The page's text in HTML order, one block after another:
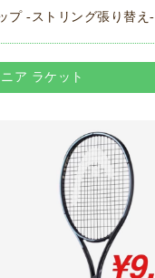
プ -ストリング張り替え-
ア ラケット